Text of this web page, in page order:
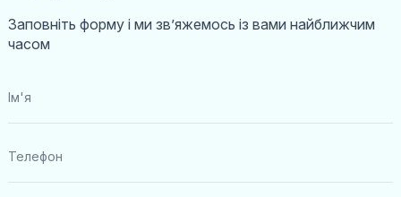
Заповніть форму і ми звʼяжемось із вами найближчим
часом